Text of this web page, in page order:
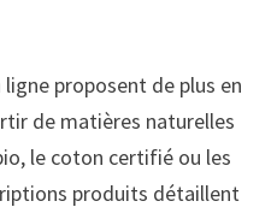
proposent de plus en
de matières naturelles
le coton certifié ou les
produits détaillent